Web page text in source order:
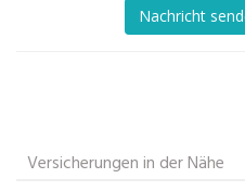
Nachricht
Versicherungen in der Nähe